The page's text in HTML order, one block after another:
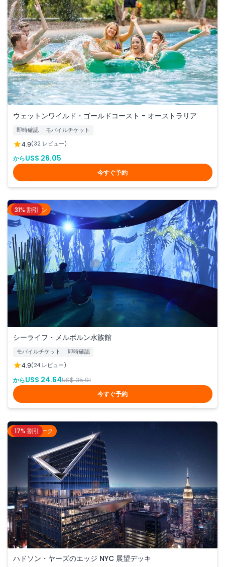
ウェットンワイルド・ゴールドコースト - オーストラリア
即時確認 モバイルチケット
4.9(32 レビュー)
からUS$ 26.05
今すぐ予約
メルボルン
31% 割引
シーライフ・メルボルン水族館
モバイルチケット 即時確認
4.9(24 レビュー)
からUS$ 24.64US$ 35.91
今すぐ予約
ニューヨーク
17% 割引
ハドソン・ヤーズのエッジ NYC 展望デッキ